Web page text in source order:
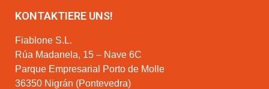
KONTAKTIERE UNS!
Fiablone S.L.
Rúa Madanela, 15 – Nave 6C
Parque Empresarial Porto de Molle
36350 Nigrán (Pontevedra)